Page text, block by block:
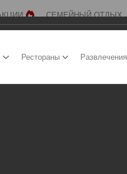
СЕМЕЙНЫЙ ОТДЫХ
Рестораны Развлечения